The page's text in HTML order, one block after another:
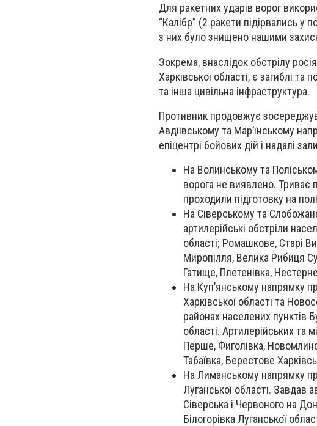
Для ракетних ударів ворог
“Калібр” (2 ракети підірвались у
з них було знищено нашими
Зокрема, внаслідок обстрілу
Харківської області, є загиблі
та інша цивільна інфраструктура.
Противник продовжує
Авдіївському та Мар’їнському
епіцентрі бойових дій і надалі
На Волинському та
ворога не виявлено. Триває
проходили підготовку на
На Сіверському та
артилерійські обстріли
області; Ромашкове, Старі
Миропілля, Велика Рибиця
Гатище, Плетенівка,
На Куп’янському напрямку
Харківської області та
районах населених пунктів
області. Артилерійських та
Перше, Фиголівка,
Табаївка, Берестове
На Лиманському напрямку
Луганської області. Завдав
Сіверська і Червоного на
Білогорівка Луганської